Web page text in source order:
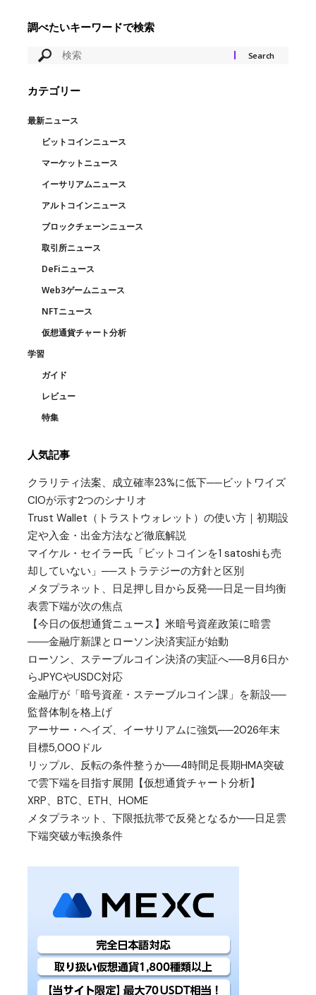
調べたいキーワードで検索
カテゴリー
最新ニュース
ビットコインニュース
マーケットニュース
イーサリアムニュース
アルトコインニュース
ブロックチェーンニュース
取引所ニュース
DeFiニュース
Web3ゲームニュース
NFTニュース
仮想通貨チャート分析
学習
ガイド
レビュー
特集
人気記事
クラリティ法案、成立確率23%に低下──ビットワイズ
CIOが示す2つのシナリオ
Trust Wallet（トラストウォレット）の使い方｜初期設
定や入金・出金方法など徹底解説
マイケル・セイラー氏「ビットコインを1 satoshiも売
却していない」──ストラテジーの方針と区別
メタプラネット、日足押し目から反発──日足一目均衡
表雲下端が次の焦点
【今日の仮想通貨ニュース】米暗号資産政策に暗雲
――金融庁新課とローソン決済実証が始動
ローソン、ステーブルコイン決済の実証へ──8月6日か
らJPYCやUSDC対応
金融庁が「暗号資産・ステーブルコイン課」を新設──
監督体制を格上げ
アーサー・ヘイズ、イーサリアムに強気──2026年末
目標5,000ドル
リップル、反転の条件整うか──4時間足長期HMA突破
で雲下端を目指す展開【仮想通貨チャート分析】
XRP、BTC、ETH、HOME
メタプラネット、下限抵抗帯で反発となるか──日足雲
下端突破が転換条件